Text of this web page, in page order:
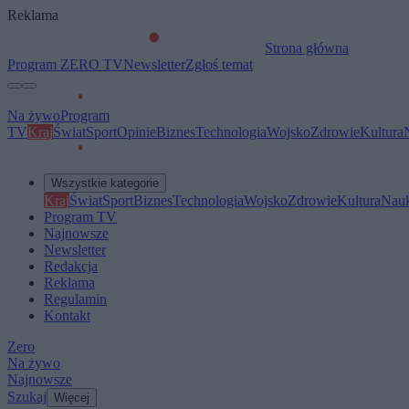
Reklama
Strona główna
Program ZERO TVNewsletterZgłoś temat
Na żywoProgram
TVKrajŚwiatSportOpinieBiznesTechnologiaWojskoZdrowieKultura
Wszystkie kategorie
KrajŚwiatSportBiznesTechnologiaWojskoZdrowieKultura
Program TV
Najnowsze
Newsletter
Redakcja
Reklama
Regulamin
Kontakt
Zero
Na żywo
Najnowsze
Szukaj Więcej